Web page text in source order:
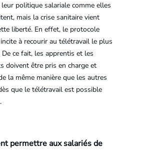
politique salariale comme elles
mais la crise sanitaire vient
liberté. En effet, le protocole
à recourir au télétravail le plus
De ce fait, les apprentis et les
doivent être pris en charge et
la même manière que les autres
que le télétravail est possible
permettre aux salariés de